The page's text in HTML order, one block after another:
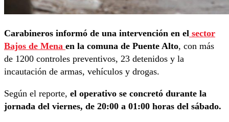
Carabineros informó de una intervención en el sector
Bajos de Mena en la comuna de Puente Alto, con más
de 1200 controles preventivos, 23 detenidos y la
incautación de armas, vehículos y drogas.
Según el reporte, el operativo se concretó durante la
jornada del viernes, de 20:00 a 01:00 horas del sábado.